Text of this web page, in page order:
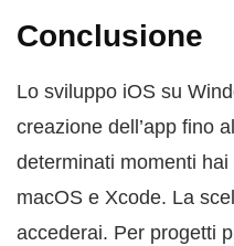
Conclusione
Lo sviluppo iOS su
creazione dell’app fino
determinati momenti
macOS e Xcode. La
accederai. Per progetti